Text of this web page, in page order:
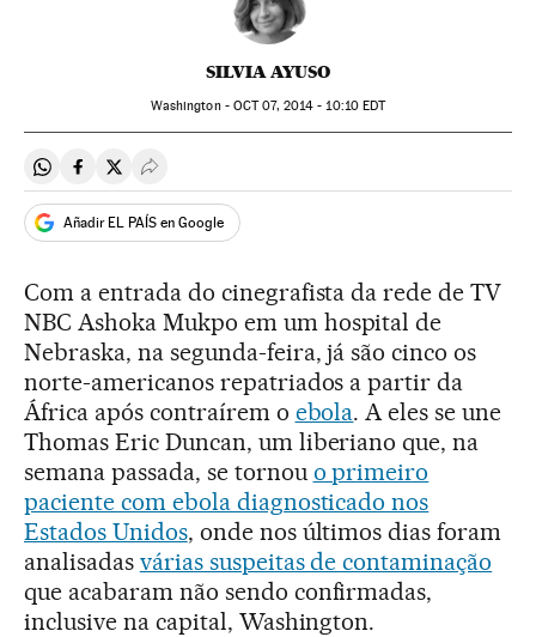
SILVIA AYUSO
Washington - OCT07, 2014 - 10:10EDT
Compartir en Whatsapp
Compartir en Facebook
Compartir en Twitter
Desplegar Redes Sociales
Añadir EL PAÍS en Google
Com a entrada do cinegrafista da rede de TV
NBC Ashoka Mukpo em um hospital de
Nebraska, na segunda-feira, já são cinco os
norte-americanos repatriados a partir da
África após contraírem o ebola. A eles se une
Thomas Eric Duncan, um liberiano que, na
semana passada, se tornou o primeiro
paciente com ebola diagnosticado nos
Estados Unidos, onde nos últimos dias foram
analisadas várias suspeitas de contaminação
que acabaram não sendo confirmadas,
inclusive na capital, Washington.